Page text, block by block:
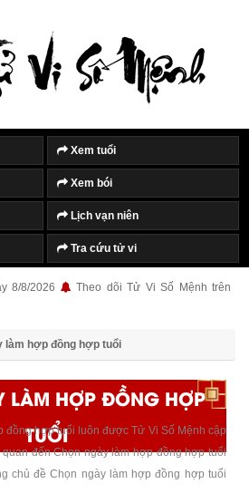
Xem tuổi
Xem bói
Lịch vạn niên
Tra cứu tử vi
8/8/2026 Theo dõi Tử Vi Số Mệnh trên
làm hợp đồng hợp tuổi
LÀM HỢP ĐỒNG HỢP
TUỔI
đồng hợp tuổi luôn được Tử Vi Số Mệnh cập
đến Chọn ngày làm hợp đồng hợp tuổi
chủ đề Chọn ngày làm hợp đồng hợp tuổi